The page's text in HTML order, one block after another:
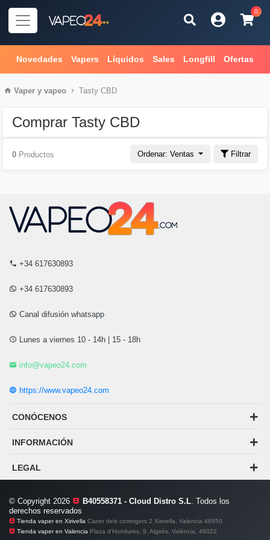
0
Novedades Vapers Líquidos Sales Longfill Ofertas
Vaper y vapeo Tasty CBD
Comprar Tasty CBD
Ordenar: Ventas Filtrar
0 Productos
+34 617630893
+34 617630893
Canal difusión whatsapp
Lunes a viernes 10 - 14h | 15 - 18h
info@vapeo24.com
https://www.vapeo24.com
CONÓCENOS
INFORMACIÓN
LEGAL
© Copyright 2026 B40558371 - Cloud Distro S.L. Todos los
derechos reservados
Tienda vaper en Xirivella Carrer dels corretgers 2 Xirivella, Valencia 46950
Tienda vaper en Valencia Plaza d'Hondures, 9, Algirós, València, 46022